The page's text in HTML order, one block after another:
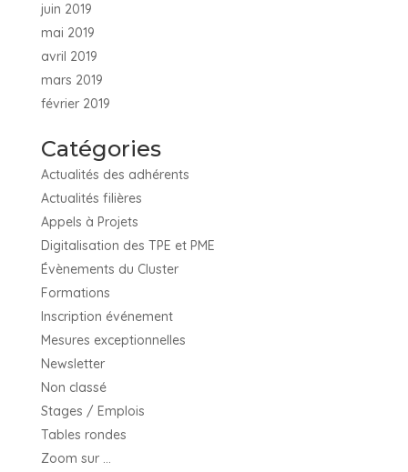
juin 2019
mai 2019
avril 2019
mars 2019
février 2019
Catégories
Actualités des adhérents
Actualités filières
Appels à Projets
Digitalisation des TPE et PME
Évènements du Cluster
Formations
Inscription événement
Mesures exceptionnelles
Newsletter
Non classé
Stages / Emplois
Tables rondes
Zoom sur …